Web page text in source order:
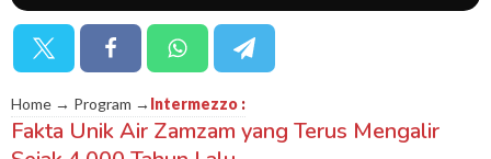
Home → Program → Intermezzo :
Fakta Unik Air Zamzam yang Terus Mengalir